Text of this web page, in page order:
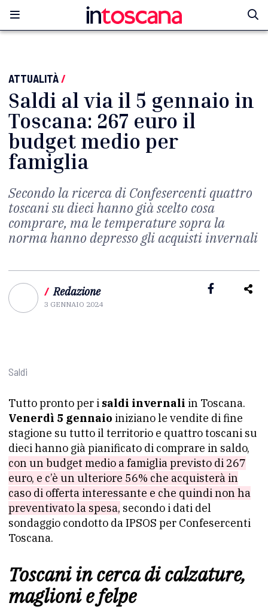
ATTUALITÀ/
Saldi al via il 5 gennaio in
Toscana: 267 euro il
budget medio per
famiglia
Secondo la ricerca di Confesercenti quattro
toscani su dieci hanno già scelto cosa
comprare, ma le temperature sopra la
norma hanno depresso gli acquisti invernali
/ Redazione
3 GENNAIO 2024
Saldi
Tutto pronto per i saldi invernali in Toscana.
Venerdì 5 gennaio iniziano le vendite di fine
stagione su tutto il territorio e quattro toscani su
dieci hanno già pianificato di comprare in saldo,
con un budget medio a famiglia previsto di 267
euro, e c’è un ulteriore 56% che acquisterà in
caso di offerta interessante e che quindi non ha
preventivato la spesa, secondo i dati del
sondaggio condotto da IPSOS per Confesercenti
Toscana.
Toscani in cerca di calzature,
maglioni e felpe